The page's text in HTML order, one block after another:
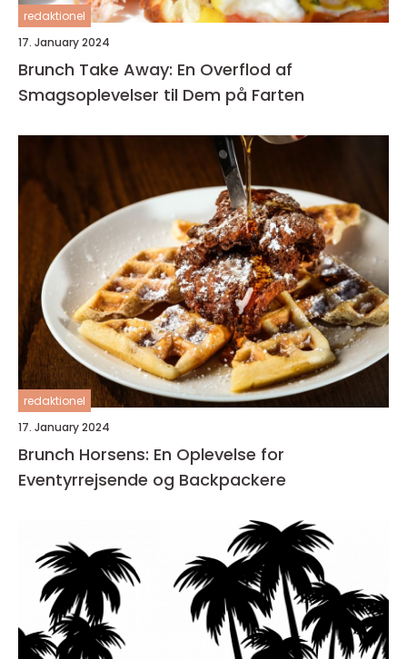
redaktionel
17. January 2024
Brunch Take Away: En Overflod af
Smagsoplevelser til Dem på Farten
redaktionel
17. January 2024
Brunch Horsens: En Oplevelse for
Eventyrrejsende og Backpackere